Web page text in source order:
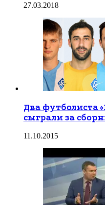
27.03.2018
Два футболиста
сыграли за
11.10.2015